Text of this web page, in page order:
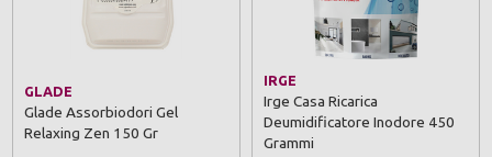
GLADE
Glade Assorbiodori Gel
Relaxing Zen 150 Gr
IRGE
Irge Casa Ricarica
Deumidificatore Inodore 450
Grammi